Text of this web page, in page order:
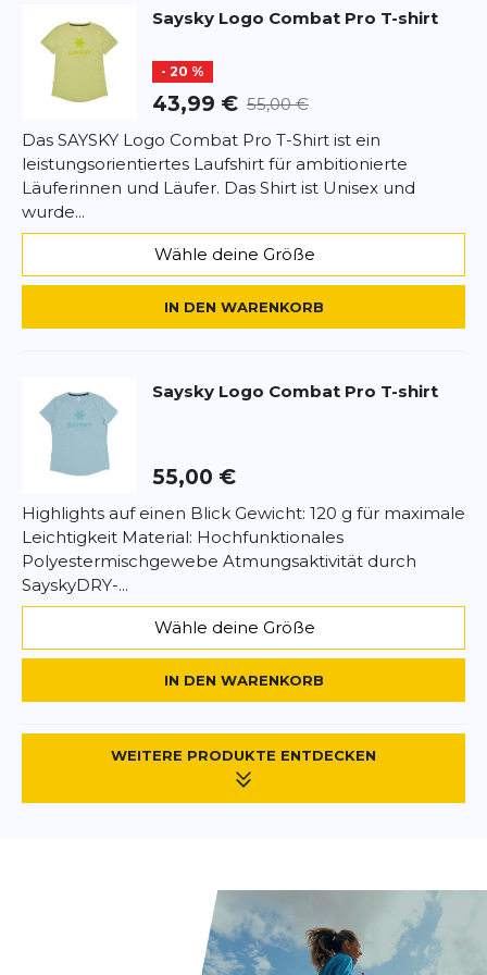
Saysky Logo Combat Pro T-shirt
- 20 %
43,99 € 55,00 €
Das SAYSKY Logo Combat Pro T-Shirt ist ein
leistungsorientiertes Laufshirt für ambitionierte
Läuferinnen und Läufer. Das Shirt ist Unisex und
wurde...
Wähle deine Größe
IN DEN WARENKORB
Saysky Logo Combat Pro T-shirt
55,00 €
Highlights auf einen Blick Gewicht: 120 g für maximale
Leichtigkeit Material: Hochfunktionales
Polyestermischgewebe Atmungsaktivität durch
SayskyDRY-...
Wähle deine Größe
IN DEN WARENKORB
WEITERE PRODUKTE ENTDECKEN